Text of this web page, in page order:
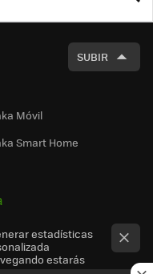
SUBIR
Móvil
Smart Home
estadísticas
estarás